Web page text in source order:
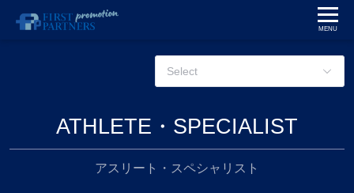
ATHLETE・SPECIALIST
アスリート・スペシャリスト